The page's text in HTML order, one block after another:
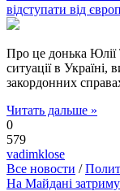
відступати від
Про це донька Юлії
ситуації в Україні,
закордонних
Читать дальше »
0
579
vadimklose
Все новости /
На Майдані